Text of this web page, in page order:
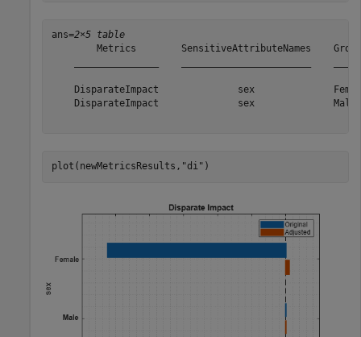
ans=2×5 table
Metrics        SensitiveAttributeNames
DisparateImpact              sex
DisparateImpact              sex
plot(newMetricsResults, "di" )